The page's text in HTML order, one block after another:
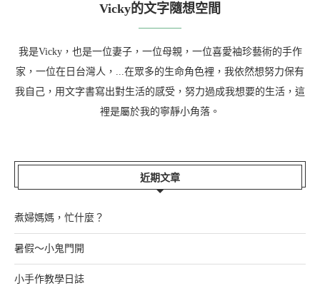
Vicky的文字隨想空間
我是Vicky，也是一位妻子，一位母親，一位喜愛袖珍藝術的手作
家，一位在日台灣人，...在眾多的生命角色裡，我依然想努力保有
我自己，用文字書寫出對生活的感受，努力過成我想要的生活，這
裡是屬於我的寧靜小角落。
近期文章
煮婦媽媽，忙什麼？
暑假～小鬼門開
小手作教學日誌